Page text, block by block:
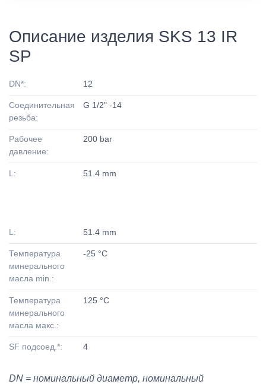
Описание изделия SKS 13 IR
SP
DN*: 12
Соединительная
резьба:
G 1/2" -14
Рабочее
давление:
200 bar
L: 51.4 mm
L: 51.4 mm
Температура
минерального
масла min.:
-25 °C
Температура
минерального
масла макс.:
125 °C
SF подсоед.*: 4
DN = номинальный диаметр, номинальный